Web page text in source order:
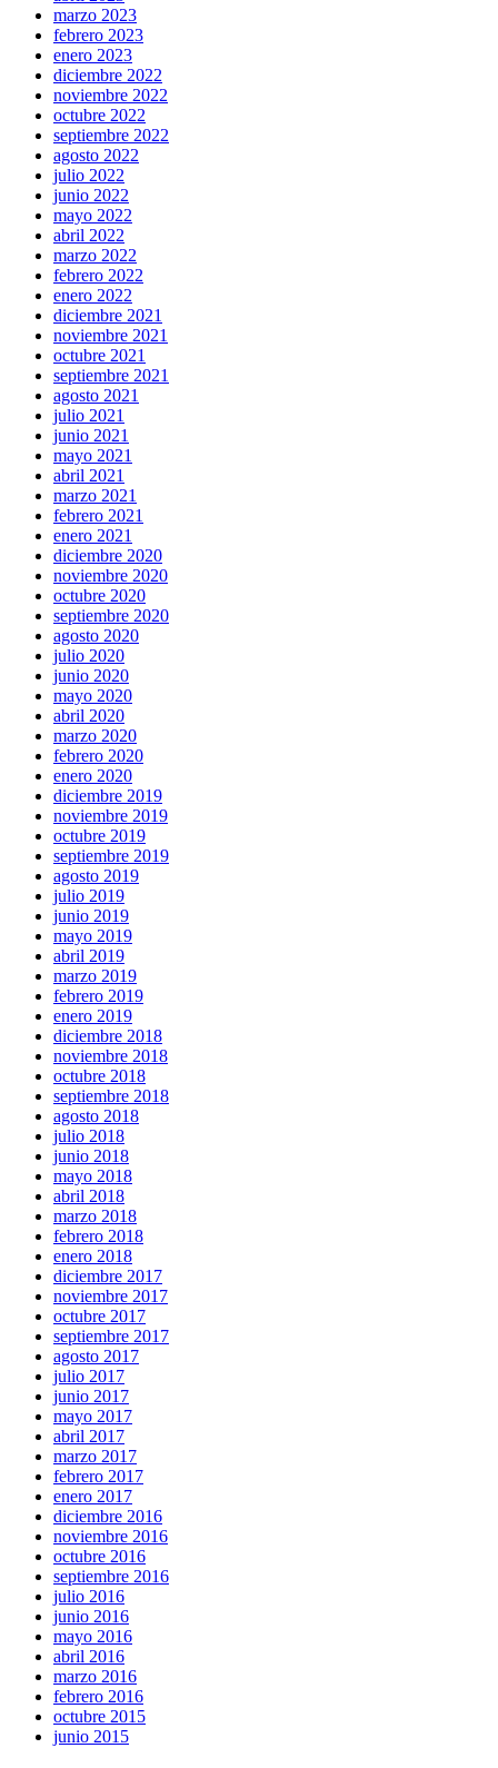
marzo 2023
febrero 2023
enero 2023
diciembre 2022
noviembre 2022
octubre 2022
septiembre 2022
agosto 2022
julio 2022
junio 2022
mayo 2022
abril 2022
marzo 2022
febrero 2022
enero 2022
diciembre 2021
noviembre 2021
octubre 2021
septiembre 2021
agosto 2021
julio 2021
junio 2021
mayo 2021
abril 2021
marzo 2021
febrero 2021
enero 2021
diciembre 2020
noviembre 2020
octubre 2020
septiembre 2020
agosto 2020
julio 2020
junio 2020
mayo 2020
abril 2020
marzo 2020
febrero 2020
enero 2020
diciembre 2019
noviembre 2019
octubre 2019
septiembre 2019
agosto 2019
julio 2019
junio 2019
mayo 2019
abril 2019
marzo 2019
febrero 2019
enero 2019
diciembre 2018
noviembre 2018
octubre 2018
septiembre 2018
agosto 2018
julio 2018
junio 2018
mayo 2018
abril 2018
marzo 2018
febrero 2018
enero 2018
diciembre 2017
noviembre 2017
octubre 2017
septiembre 2017
agosto 2017
julio 2017
junio 2017
mayo 2017
abril 2017
marzo 2017
febrero 2017
enero 2017
diciembre 2016
noviembre 2016
octubre 2016
septiembre 2016
julio 2016
junio 2016
mayo 2016
abril 2016
marzo 2016
febrero 2016
octubre 2015
junio 2015